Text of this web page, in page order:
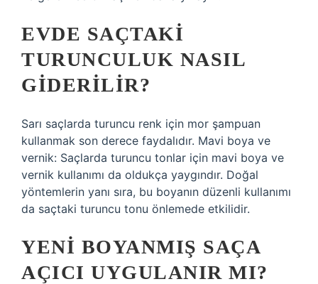
EVDE SAÇTAKI
TURUNCULUK NASIL
GIDERILIR?
Sarı saçlarda turuncu renk için mor şampuan
kullanmak son derece faydalıdır. Mavi boya ve
vernik: Saçlarda turuncu tonlar için mavi boya ve
vernik kullanımı da oldukça yaygındır. Doğal
yöntemlerin yanı sıra, bu boyanın düzenli kullanımı
da saçtaki turuncu tonu önlemede etkilidir.
YENI BOYANMIŞ SAÇA
AÇICI UYGULANIR MI?